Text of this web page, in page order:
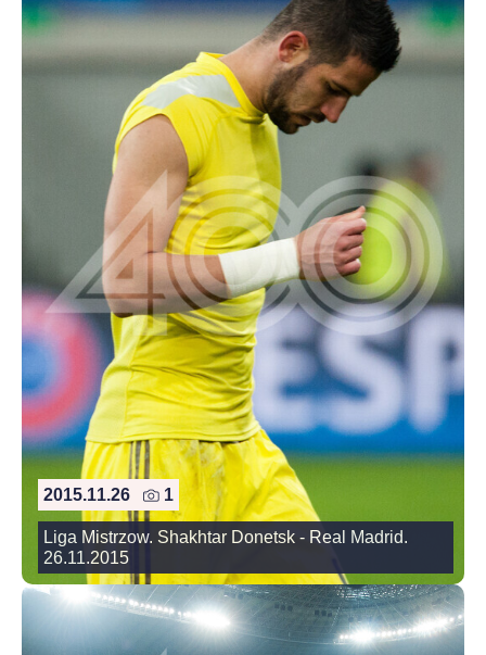
2015.11.26 1
Liga Mistrzow. Shakhtar Donetsk - Real Madrid.
26.11.2015